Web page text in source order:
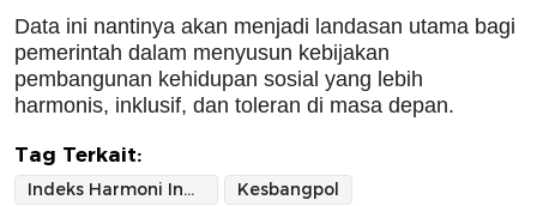
Data ini nantinya akan menjadi landasan utama bagi
pemerintah dalam menyusun kebijakan
pembangunan kehidupan sosial yang lebih
harmonis, inklusif, dan toleran di masa depan.
Tag Terkait:
Indeks Harmoni Indonesia
Kesbangpol